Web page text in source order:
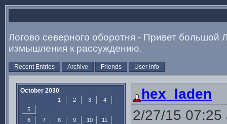
Логово северного оборотня - Привет
измышления к рассуждению.
Recent Entries Archive Friends User Info
October 2030
1 2 3
4
5
6
7 8 9 10
11
hex_laden
2/27/15 07:25